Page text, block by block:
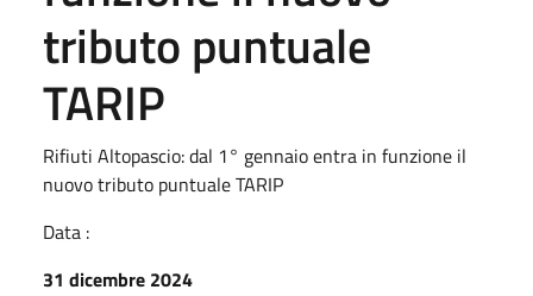
tributo puntuale
TARIP
Rifiuti Altopascio: dal 1° gennaio entra in funzione il
nuovo tributo puntuale TARIP
Data :
31 dicembre 2024